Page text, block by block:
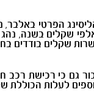
שקלים בודדים
גם כי רכישת רכב
לעלות